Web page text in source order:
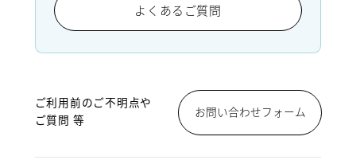
よくあるご質問
ご利用前のご不明点や
ご質問 等
お問い合わせフォーム